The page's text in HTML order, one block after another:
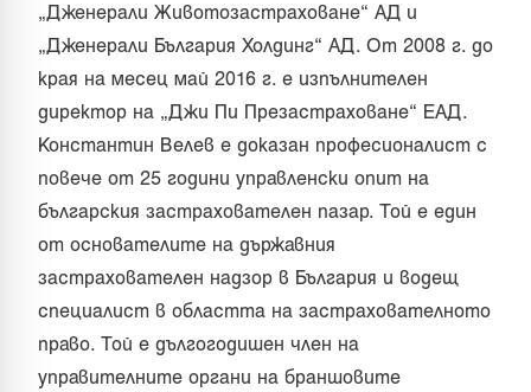
„Дженерали Животозастраховане“ АД и
„Дженерали България Холдинг“ АД. От 2008 г. до
края на месец май 2016 г. е изпълнителен
директор на „Джи Пи Презастраховане“ ЕАД.
Константин Велев е доказан професионалист с
повече от 25 години управленски опит на
българския застрахователен пазар. Той е един
от основателите на държавния
застрахователен надзор в България и водещ
специалист в областта на застрахователното
право. Той е дългогодишен член на
управителните органи на браншовите